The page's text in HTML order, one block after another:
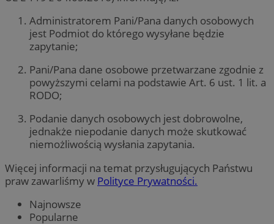
Administratorem Pani/Pana danych osobowych
jest Podmiot do którego wysyłane będzie
zapytanie;
Pani/Pana dane osobowe przetwarzane zgodnie z
powyższymi celami na podstawie Art. 6 ust. 1 lit. a
RODO;
Podanie danych osobowych jest dobrowolne,
jednakże niepodanie danych może skutkować
niemożliwością wysłania zapytania.
Więcej informacji na temat przysługujących Państwu
praw zawarliśmy w Polityce Prywatności.
Najnowsze
Popularne